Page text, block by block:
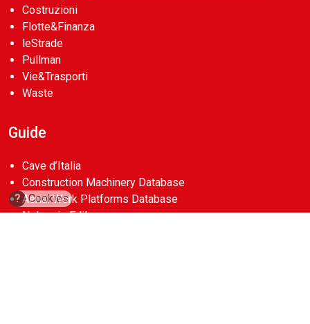
Costruzioni
Flotte&Finanza
leStrade
Pullman
Vie&Trasporti
Waste
Guide
Cave d’Italia
Construction Machinery Database
Aerial Work Platforms Database
Noleggio Edile
? Cookies